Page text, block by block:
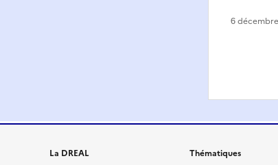
6
La DREAL
Thématiques